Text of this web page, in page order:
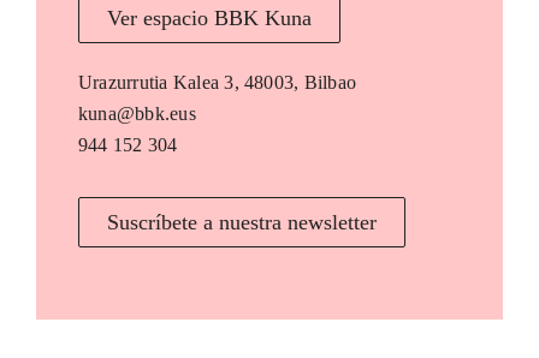
Ver espacio BBK Kuna
Urazurrutia Kalea 3, 48003, Bilbao
kuna@bbk.eus
944 152 304
Suscríbete a nuestra newsletter